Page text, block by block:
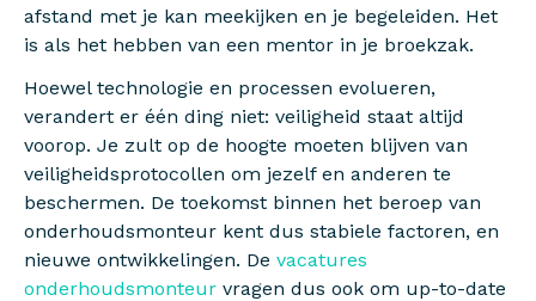
afstand met je kan meekijken en je begeleiden. Het
is als het hebben van een mentor in je broekzak.
Hoewel technologie en processen evolueren,
verandert er één ding niet: veiligheid staat altijd
voorop. Je zult op de hoogte moeten blijven van
veiligheidsprotocollen om jezelf en anderen te
beschermen. De toekomst binnen het beroep van
onderhoudsmonteur kent dus stabiele factoren, en
nieuwe ontwikkelingen. De vacatures
onderhoudsmonteur vragen dus ook om up-to-date